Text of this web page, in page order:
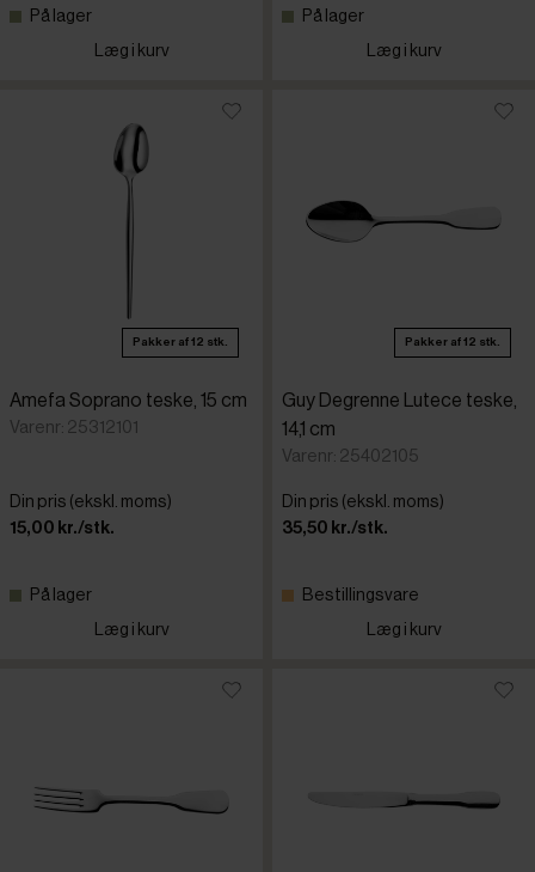
På lager
Læg i kurv
På lager
Læg i kurv
Pakker af 12 stk.
Amefa Soprano teske, 15 cm
Varenr: 25312101
Din pris (ekskl. moms)
15,00 kr./stk.
På lager
Læg i kurv
Pakker af 12 stk.
Guy Degrenne Lutece teske,
14,1 cm
Varenr: 25402105
Din pris (ekskl. moms)
35,50 kr./stk.
Bestillingsvare
Læg i kurv